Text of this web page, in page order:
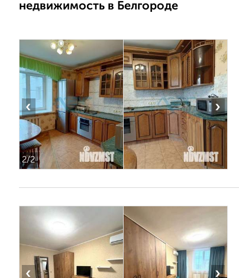
недвижимость в Белгороде
2/2
‹ ›
‹ ›